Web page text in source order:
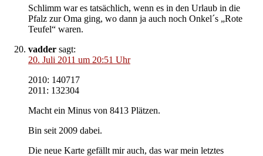
Schlimm war es tatsächlich, wenn es in den Urlaub in die
Pfalz zur Oma ging, wo dann ja auch noch Onkel´s „Rote
Teufel“ waren.
vadder sagt:
20. Juli 2011 um 20:51 Uhr
2010: 140717
2011: 132304
Macht ein Minus von 8413 Plätzen.
Bin seit 2009 dabei.
Die neue Karte gefällt mir auch, das war mein letztes